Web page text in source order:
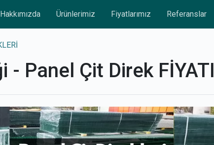
Hakkımızda Ürünlerimiz Fiyatlarımız Referanslar
- Panel Çit Direk FİYATI